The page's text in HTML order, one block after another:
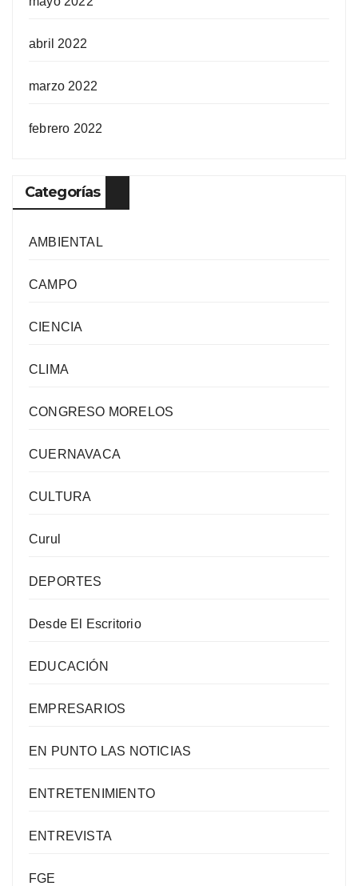
abril 2022
marzo 2022
febrero 2022
Categorías
AMBIENTAL
CAMPO
CIENCIA
CLIMA
CONGRESO MORELOS
CUERNAVACA
CULTURA
Curul
DEPORTES
Desde El Escritorio
EDUCACIÓN
EMPRESARIOS
EN PUNTO LAS NOTICIAS
ENTRETENIMIENTO
ENTREVISTA
FGE